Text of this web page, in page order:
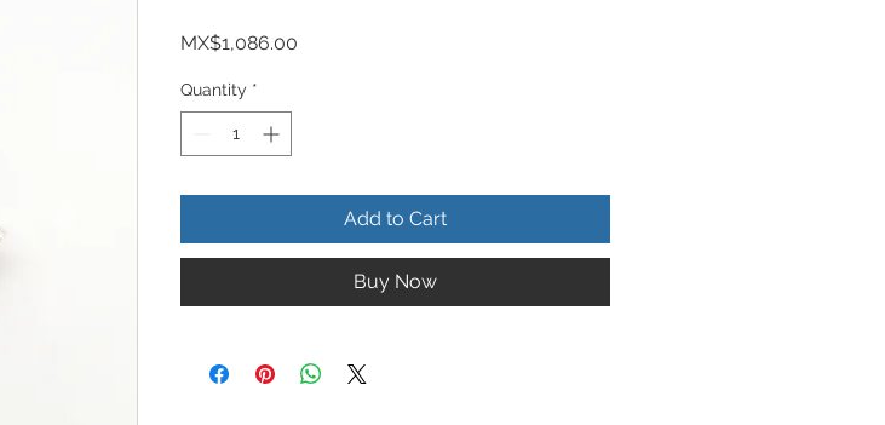
MX$1,086.00
Quantity *
Add to Cart
Buy Now